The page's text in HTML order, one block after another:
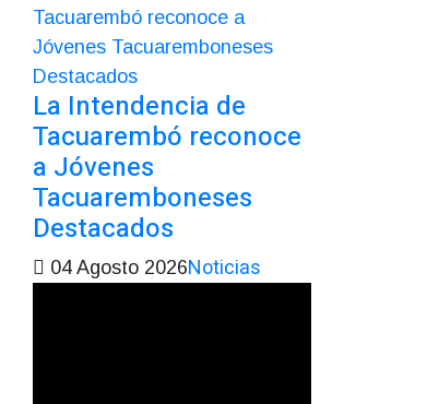
La Intendencia de
Tacuarembó reconoce
a Jóvenes
Tacuaremboneses
Destacados
04 Agosto 2026Noticias